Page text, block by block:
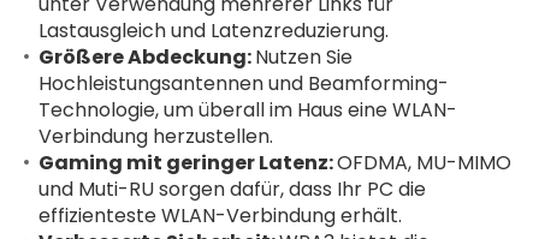
Lastausgleich und Latenzreduzierung.
Größere Abdeckung:Nutzen Sie
Hochleistungsantennen und Beamforming-
Technologie, um überall im Haus eine WLAN-
Verbindung herzustellen.
Gaming mit geringer Latenz:OFDMA, MU-MIMO
und Muti-RU sorgen dafür, dass Ihr PC die
effizienteste WLAN-Verbindung erhält.